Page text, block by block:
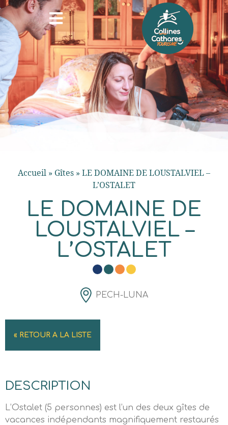
Accueil » Gîtes » LE DOMAINE DE LOUSTALVIEL –
L’OSTALET
LE DOMAINE DE
LOUSTALVIEL –
L’OSTALET
PECH-LUNA
« RETOUR A LA LISTE
DESCRIPTION
L’Ostalet (5 personnes) est l’un des deux gîtes de
vacances indépendants magnifiquement restaurés